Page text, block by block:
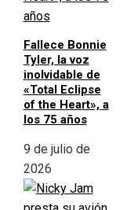
Fallece Bonnie
Tyler, la voz
inolvidable de
«Total Eclipse
of the Heart», a
los 75 años
9 de julio de
2026